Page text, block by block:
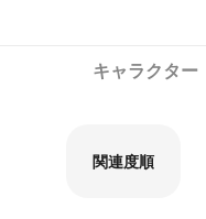
キャラクター
関連度順